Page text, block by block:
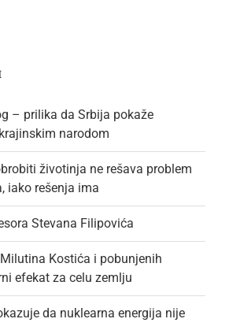
– prilika da Srbija pokaže
narodom
životinja ne rešava problem
iako rešenja ima
Stevana Filipovića
Kostića i pobunjenih
efekat za celu zemlju
da nuklearna energija nije